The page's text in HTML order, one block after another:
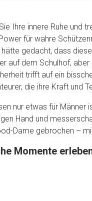
Ihre innere Ruhe und
für wahre
hätte gedacht, dass
auf dem Schulhof,
trifft auf ein
die ihre Kraft und
nur etwas für Männer
Hand und
Dame gebrochen –
Momente